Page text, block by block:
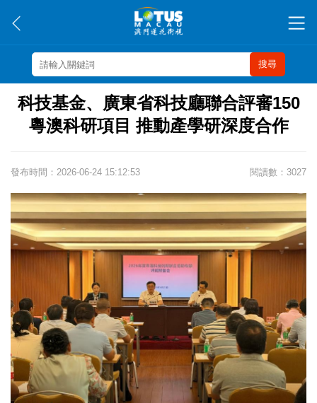
搜尋
科技基金、廣東省科技廳聯合評審150
粵澳科研項目 推動產學研深度合作
發布時間：2026-06-24 15:12:53 閱讀數：3027